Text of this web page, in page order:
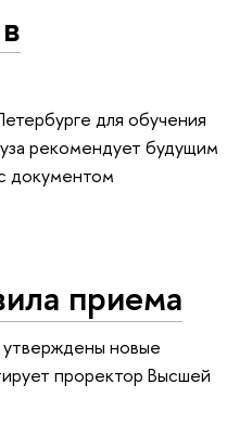
для обучения
рекомендует будущим
документом
приема
новые
проректор Высшей